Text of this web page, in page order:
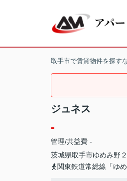
取手市で賃貸物件を探す
ジュネス
-
管理/共益費 -
茨城県取手市ゆめみ野
関東鉄道常総線「ゆ